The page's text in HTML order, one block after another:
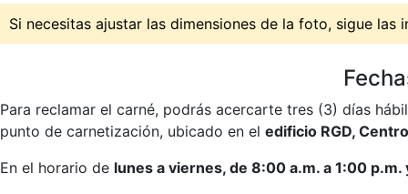
Si necesitas ajustar las dimensiones de la foto, sigue las
Para reclamar el carné, podrás acercarte tres (3) días
punto de carnetización, ubicado en el edificio RGD,
En el horario de lunes a viernes, de 8:00 a.m. a 1:00